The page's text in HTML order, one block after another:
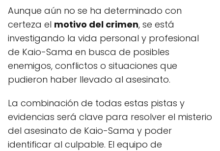
Aunque aún no se ha determinado con
certeza el motivo del crimen, se está
investigando la vida personal y profesional
de Kaio-Sama en busca de posibles
enemigos, conflictos o situaciones que
pudieron haber llevado al asesinato.
La combinación de todas estas pistas y
evidencias será clave para resolver el misterio
del asesinato de Kaio-Sama y poder
identificar al culpable. El equipo de